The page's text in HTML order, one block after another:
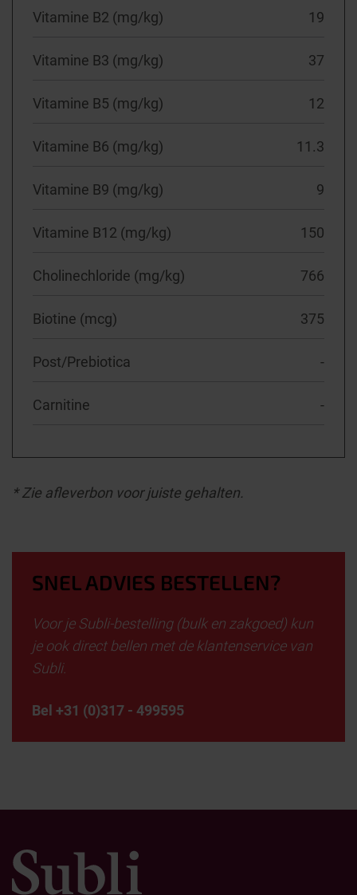
Vitamine B2 (mg/kg) 19
Vitamine B3 (mg/kg) 37
Vitamine B5 (mg/kg) 12
Vitamine B6 (mg/kg) 11.3
Vitamine B9 (mg/kg) 9
Vitamine B12 (mg/kg) 150
Cholinechloride (mg/kg) 766
Biotine (mcg) 375
Post/Prebiotica -
Carnitine -
* Zie afleverbon voor juiste gehalten.
SNEL ADVIES BESTELLEN?
Voor je Subli-bestelling (bulk en zakgoed) kun
je ook direct bellen met de klantenservice van
Subli.
Bel +31 (0)317 - 499595